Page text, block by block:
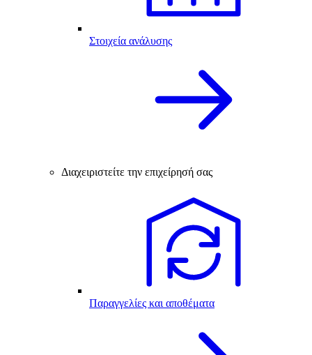
Στοιχεία ανάλυσης
Διαχειριστείτε την επιχείρησή σας
Παραγγελίες και αποθέματα